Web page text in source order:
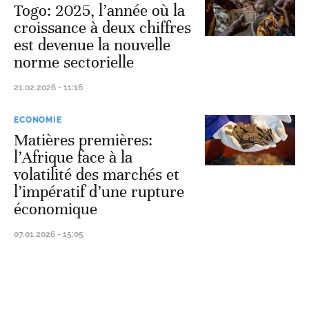
Togo: 2025, l’année où la
croissance à deux chiffres
est devenue la nouvelle
norme sectorielle
21.02.2026 - 11:16
ECONOMIE
Matières premières:
l’Afrique face à la
volatilité des marchés et
l’impératif d’une rupture
économique
07.01.2026 - 15:05